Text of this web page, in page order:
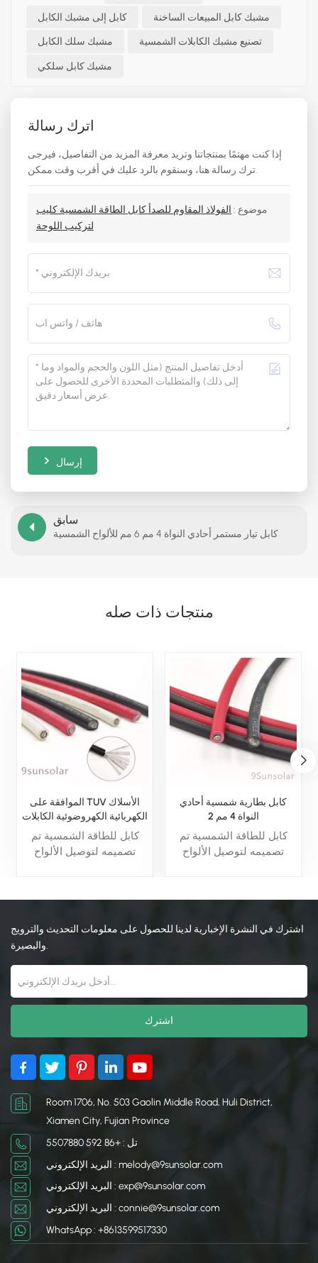
كابل إلى مشبك الكابل مشبك كابل المبيعات الساخنة
مشبك سلك الكابل تصنيع مشبك الكابلات الشمسية
مشبك كابل سلكي
اترك رسالة
إذا كنت مهتمًا بمنتجاتنا وتريد معرفة المزيد من التفاصيل، فيرجى
ترك رسالة هنا، وسنقوم بالرد عليك في أقرب وقت ممكن.
موضوع : الفولاذ المقاوم للصدأ كابل الطاقة الشمسية كليب
لتركيب اللوحة
إرسال
سابق
كابل تيار مستمر أحادي النواة 4 مم 6 مم للألواح الشمسية
منتجات ذات صله
الموافقة على TUV الأسلاك
الكهربائية الكهروضوئية الكابلات
الشمسية الطاقة 6 مم 2
كابل للطاقة الشمسية تم
تصميمه لتوصيل الألواح
متانة عالية ومقاومة للأشعة
ممتازة للعوامل الجوية لأداء
كابل بطارية شمسية أحادي
النواة 4 مم 2
كابل للطاقة الشمسية تم
تصميمه لتوصيل الألواح
متانة عالية ومقاومة للأشعة
ممتازة للعوامل الجوية لأداء
اشترك في النشرة الإخبارية لدينا للحصول على معلومات التحديث والترويج
والبصيرة.
Room 1706, No. 503 Gaolin Middle Road, Huli District,
Xiamen City, Fujian Province
تل : +86 592 5507880
البريد الإلكتروني : melody@9sunsolar.com
البريد الإلكتروني : exp@9sunsolar.com
البريد الإلكتروني : connie@9sunsolar.com
WhatsApp : +8613599517330